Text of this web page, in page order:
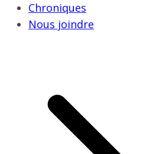
Chroniques
Nous joindre